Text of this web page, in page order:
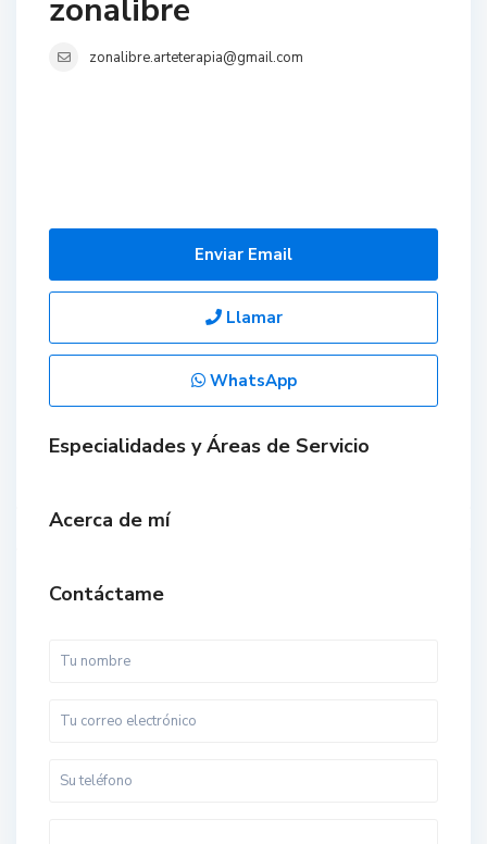
zonalibre
zonalibre.arteterapia@gmail.com
Enviar Email
Llamar
WhatsApp
Especialidades y Áreas de Servicio
Acerca de mí
Contáctame